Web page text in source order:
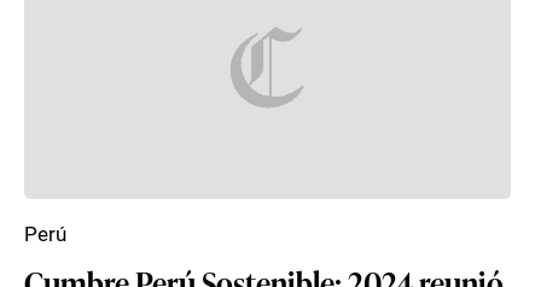
Perú